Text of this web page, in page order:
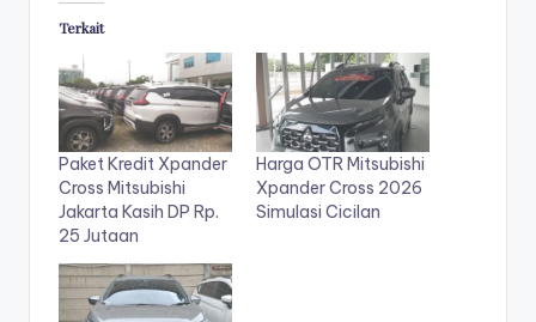
Terkait
Paket Kredit Xpander
Cross Mitsubishi
Jakarta Kasih DP Rp.
25 Jutaan
Harga OTR Mitsubishi
Xpander Cross 2026
Simulasi Cicilan